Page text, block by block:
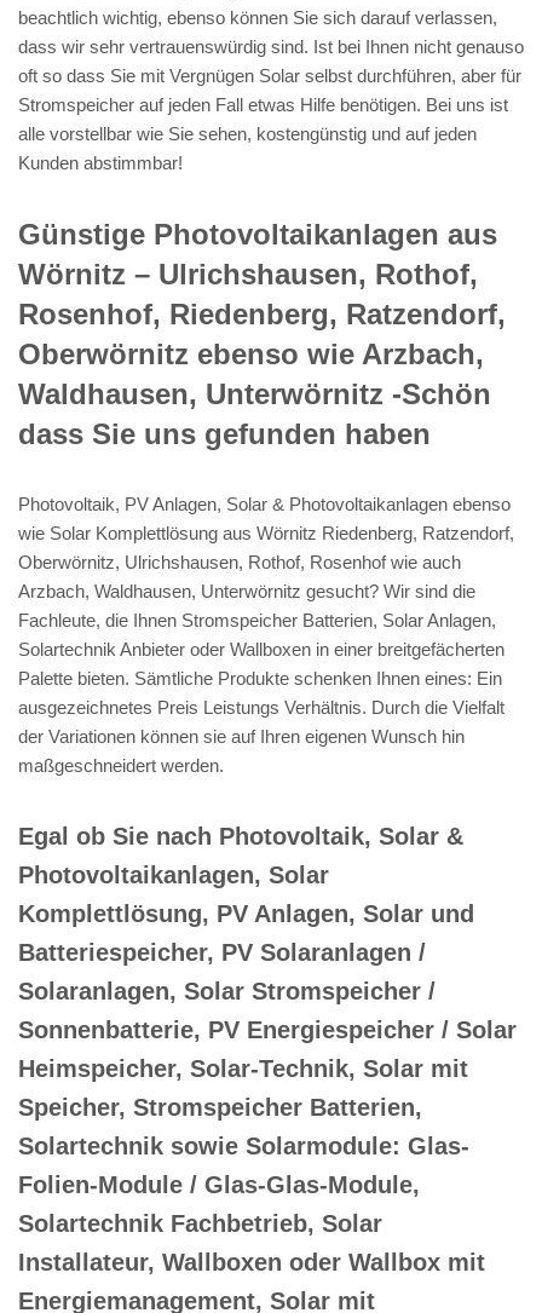
beachtlich wichtig, ebenso können Sie sich darauf verlassen,
dass wir sehr vertrauenswürdig sind. Ist bei Ihnen nicht genauso
oft so dass Sie mit Vergnügen Solar selbst durchführen, aber für
Stromspeicher auf jeden Fall etwas Hilfe benötigen. Bei uns ist
alle vorstellbar wie Sie sehen, kostengünstig und auf jeden
Kunden abstimmbar!
Günstige Photovoltaikanlagen aus
Wörnitz – Ulrichshausen, Rothof,
Rosenhof, Riedenberg, Ratzendorf,
Oberwörnitz ebenso wie Arzbach,
Waldhausen, Unterwörnitz -Schön
dass Sie uns gefunden haben
Photovoltaik, PV Anlagen, Solar & Photovoltaikanlagen ebenso
wie Solar Komplettlösung aus Wörnitz Riedenberg, Ratzendorf,
Oberwörnitz, Ulrichshausen, Rothof, Rosenhof wie auch
Arzbach, Waldhausen, Unterwörnitz gesucht? Wir sind die
Fachleute, die Ihnen Stromspeicher Batterien, Solar Anlagen,
Solartechnik Anbieter oder Wallboxen in einer breitgefächerten
Palette bieten. Sämtliche Produkte schenken Ihnen eines: Ein
ausgezeichnetes Preis Leistungs Verhältnis. Durch die Vielfalt
der Variationen können sie auf Ihren eigenen Wunsch hin
maßgeschneidert werden.
Egal ob Sie nach Photovoltaik, Solar &
Photovoltaikanlagen, Solar
Komplettlösung, PV Anlagen, Solar und
Batteriespeicher, PV Solaranlagen /
Solaranlagen, Solar Stromspeicher /
Sonnenbatterie, PV Energiespeicher / Solar
Heimspeicher, Solar-Technik, Solar mit
Speicher, Stromspeicher Batterien,
Solartechnik sowie Solarmodule: Glas-
Folien-Module / Glas-Glas-Module,
Solartechnik Fachbetrieb, Solar
Installateur, Wallboxen oder Wallbox mit
Energiemanagement, Solar mit